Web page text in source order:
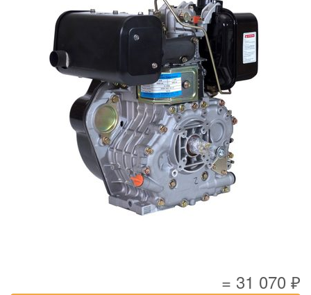
= 31 070 ₽